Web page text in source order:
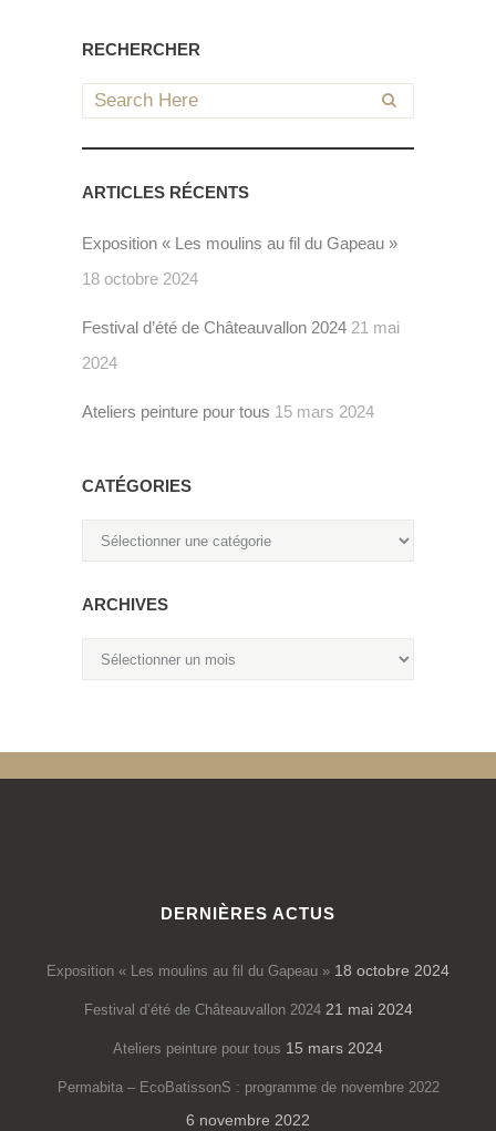
RECHERCHER
ARTICLES RÉCENTS
Exposition « Les moulins au fil du Gapeau »
18 octobre 2024
Festival d’été de Châteauvallon 2024 21 mai
2024
Ateliers peinture pour tous 15 mars 2024
CATÉGORIES
ARCHIVES
DERNIÈRES ACTUS
Exposition « Les moulins au fil du Gapeau » 18 octobre 2024
Festival d’été de Châteauvallon 2024 21 mai 2024
Ateliers peinture pour tous 15 mars 2024
Permabita – EcoBatissonS : programme de novembre 2022
6 novembre 2022